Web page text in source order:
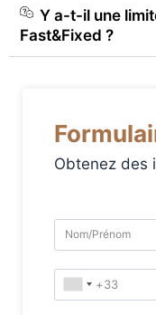
Y a-t-il une
Fast&Fixed ?
Obtenez des